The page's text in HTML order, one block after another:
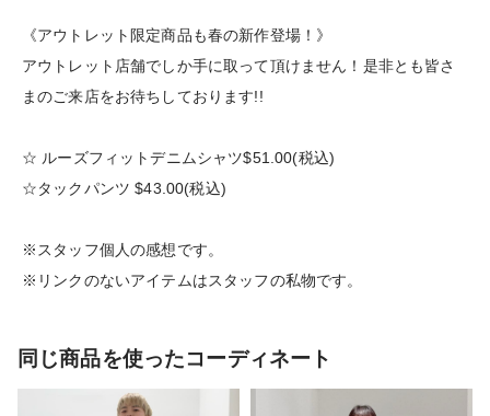
《アウトレット限定商品も春の新作登場！》
アウトレット店舗でしか手に取って頂けません！是非とも皆さ
まのご来店をお待ちしております!!
☆ ルーズフィットデニムシャツ$‌51.00(税込)
☆タックパンツ $‌43.00(税込)
※スタッフ個人の感想です。
※リンクのないアイテムはスタッフの私物です。
同じ商品を使ったコーディネート